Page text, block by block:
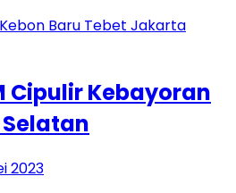
Cipulir Kebayoran
2023